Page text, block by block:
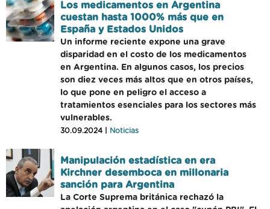
Los medicamentos en Argentina
cuestan hasta 1000% más que en
España y Estados Unidos
Un informe reciente expone una grave
disparidad en el costo de los medicamentos
en Argentina. En algunos casos, los precios
son diez veces más altos que en otros países,
lo que pone en peligro el acceso a
tratamientos esenciales para los sectores más
vulnerables.
30.09.2024 | Noticias
Manipulación estadística en era
Kirchner desemboca en millonaria
sanción para Argentina
La Corte Suprema británica rechazó la